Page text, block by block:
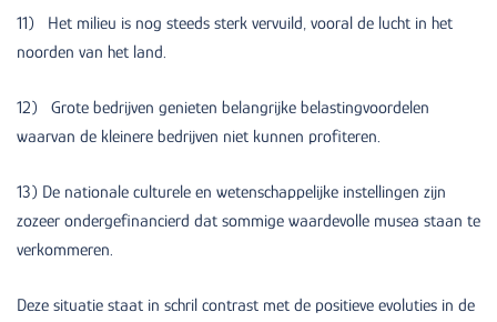
11) Het milieu is nog steeds sterk vervuild, vooral de lucht in het
noorden van het land.
12) Grote bedrijven genieten belangrijke belastingvoordelen
waarvan de kleinere bedrijven niet kunnen profiteren.
13) De nationale culturele en wetenschappelijke instellingen zijn
zozeer ondergefinancierd dat sommige waardevolle musea staan te
verkommeren.
Deze situatie staat in schril contrast met de positieve evoluties in de